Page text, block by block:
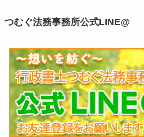
つむぐ法務事務所公式LINE@